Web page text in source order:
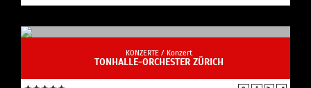
KONZERTE / Konzert
TONHALLE-ORCHESTER ZÜRICH